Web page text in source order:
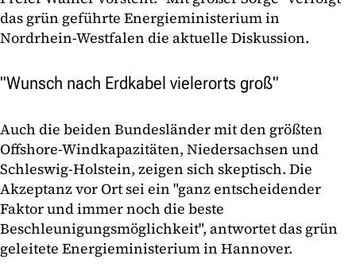
das grün geführte Energieministerium in
Nordrhein-Westfalen die aktuelle Diskussion.
"Wunsch nach Erdkabel vielerorts groß"
Auch die beiden Bundesländer mit den größten
Offshore-Windkapazitäten, Niedersachsen und
Schleswig-Holstein, zeigen sich skeptisch. Die
Akzeptanz vor Ort sei ein "ganz entscheidender
Faktor und immer noch die beste
Beschleunigungsmöglichkeit", antwortet das grün
geleitete Energieministerium in Hannover.